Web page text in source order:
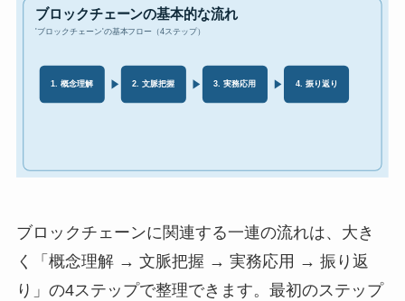
ブロックチェーンに関連する一連の流れは、大き
く「概念理解 → 文脈把握 → 実務応用 → 振り返
り」の4ステップで整理できます。最初のステップ